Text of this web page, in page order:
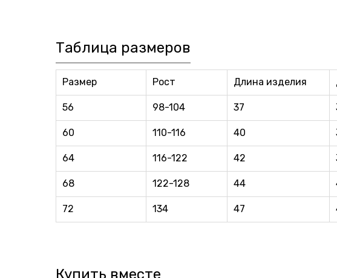
Таблица размеров
Размер Рост Длина изделия
56 98-104 37
60 110-116 40
64 116-122 42
68 122-128 44
72 134 47
Купить вместе